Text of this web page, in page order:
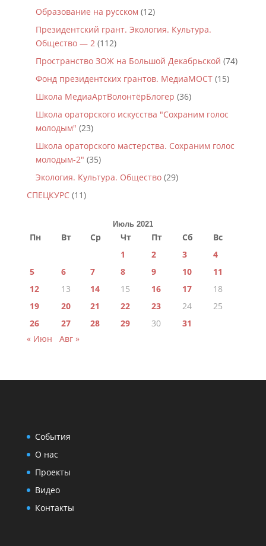
Образование на русском (12)
Президентский грант. Экология. Культура.
Общество — 2(112)
Пространство ЗОЖ на Большой Декабрьской (74)
Фонд президентских грантов. МедиаМОСТ(15)
Школа МедиаАртВолонтёрБлогер (36)
Школа ораторского искусства "Сохраним голос
молодым" (23)
Школа ораторского мастерства. Сохраним голос
молодым-2" (35)
Экология. Культура. Общество(29)
СПЕЦКУРС(11)
Июль 2021
Пн Вт Ср Чт Пт Сб
Вс
1
2 3
4
5
6 7 8 9 10
11
12
13 14 15 16 17
18
19
20 21 22 23 24
25
26
27 28 29 30
31
« Июн
Авг »
События
О нас
Проекты
Видео
Контакты